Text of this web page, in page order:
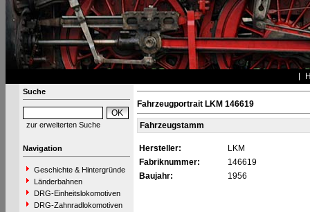
Suche
zur erweiterten Suche
Navigation
Geschichte & Hintergründe
Länderbahnen
DRG-Einheitslokomotiven
DRG-Zahnradlokomotiven
Fahrzeugportrait LKM 146619
Fahrzeugstamm
Hersteller:
LKM
Fabriknummer:
146619
Baujahr:
1956